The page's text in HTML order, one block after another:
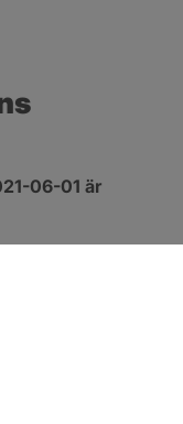
06-01 är
i nytt fönster.